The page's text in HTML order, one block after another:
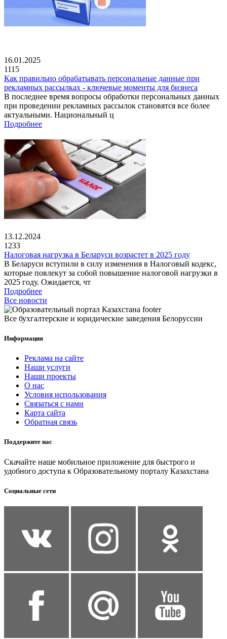
16.01.2025
1115
Как правильно обрабатывать персональные данные при
рекламных рассылках - ключевые моменты для бизнеса
В последнее время вопросы обработки персональных данных
при проведении рекламных рассылок становятся все более
актуальными. Национальный ц
Подробнее
13.12.2024
1233
Налоговая нагрузка в Беларуси возрастет в 2025 году
В Беларуси вступили в силу изменения в Налоговый кодекс,
которые повлекут за собой повышение налоговой нагрузки в
2025 году. Ожидается, чт
Подробнее
Все новости
Все бухгалтерские и юридические заведения Белоруссии
Информация
Реклама на сайте
Наши услуги
Наши проекты
О нас
Условия использования
Связаться с нами
Карта сайта
Обратная связь
Поддержите нас
Скачайте наше мобильное приложение для быстрого и
удобного доступа к Образовательному порталу Казахстана
Социальные сети